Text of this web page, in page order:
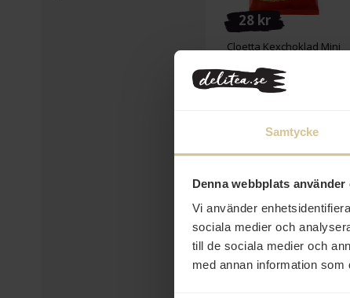
Samtycke
Denna webbplats använder
Vi använder
sociala medier och
till de sociala medier och
med annan information
28 kr
Cloetta Kexchoklad Mini